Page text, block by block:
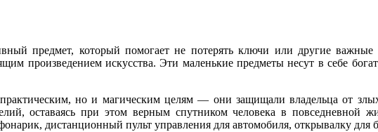
предмет, который помогает не потерять ключи или другие важные
произведением искусства. Эти маленькие предметы несут в себе
но и магическим целям — они защищали владельца от
оставаясь при этом верным спутником человека в повседневной
дистанционный пульт управления для автомобиля, открывалку для